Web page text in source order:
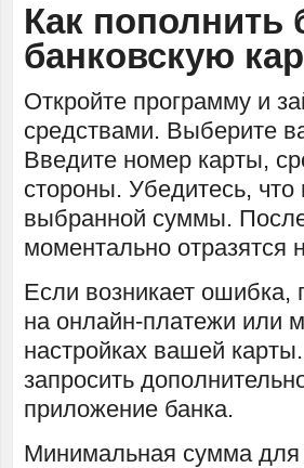
Как пополнить
банковскую
Откройте программу и
средствами. Выберите
Введите номер карты,
стороны. Убедитесь, что
выбранной суммы.
моментально отразятся
Если возникает ошибка,
на онлайн-платежи или
настройках вашей
запросить
приложение банка.
Минимальная сумма для